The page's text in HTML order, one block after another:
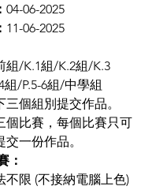
04-06-2025
11-06-2025
組/K.1組/K.2組/K.3
組/P.5-6組/中學組
個組別提交作品。
個比賽，每個比賽只可
一份作品。
：
不限 (不接納電腦上色)